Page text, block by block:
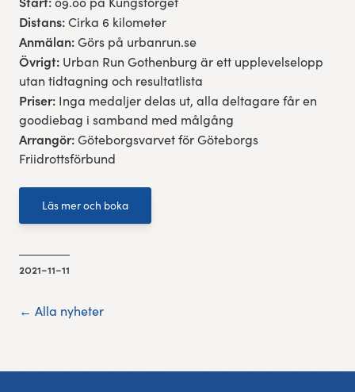
Distans:Cirka 6 kilometer
Anmälan:Görs på urbanrun.se
Övrigt:Urban Run Gothenburg är ett upplevelselopp
utan tidtagning och resultatlista
Priser:Inga medaljer delas ut, alla deltagare får en
goodiebag i samband med målgång
Arrangör:Göteborgsvarvet för Göteborgs
Friidrottsförbund
Läs mer och boka
2021-11-11
← Alla nyheter